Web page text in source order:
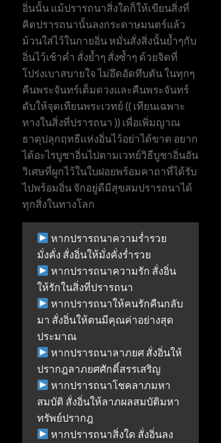
อิ่นนั้น แม้ปรารถนาสิ่งใดก็ให้เขียนสิ่งที่
คิดปรารถนานั้นลงกระดาษมนตร์แล้ว
ม้วนใส่ไว้ในกายอิ่น หมั่นสั่งสิ่งนั้นย้ำๆกับ
อิ่นไว้เช้าค่ำ สั่งย้ำๆ สั่งซ้ำๆ ด้วยจิตที่
โปร่งเบาสบายใจ ไม่อึดอัดทึบตัน ในทุกๆ
คืนพระจันทร์เต็มดวงและคืนพระจันทร์
ดับให้จุดเทียนพระเวทย์ (( เทียนเฉพาะ
ทางในสิ่งที่ปรารถนา )) เพื่อเพิ่มญาณ
ธาตุปลุกฤทธีแห่งอิ่นไว้อย่าได้ขาด อยาก
ได้อะไรบูชาอิ่นไปตามเวทย์วิธีบูชาอิ่นอัน
วิเศษที่ผูกไว้ในใบฝอยพร้อมคาถาที่ได้รับ
ไปพร้อมอิ่น จักอยู่ดีมีสุขสมปรารถนาได้
ทุกสิ่งในทางโลก
หากปรารถนาความร่ำรวย
มั่งคั่ง สั่งอิ่นให้มั่งคั่งร่ำรวย
หากปรารถนาความรัก สั่งอิ่น
ให้รักในสิ่งที่ปรารถนา
หากปรารถนาให้คนรักคืนกลับ
มา สั่งอิ่นให้ตนมีคุณค่าอย่างสุด
ประมาณ
หากปรารถนาลาภยศ สั่งอิ่นให้
ปรากฎลาภยศศักดิ์สรรเสริญ
หากปรารถนาโชคลาภมหา
สมบัติ สั่งอิ่นให้ลาภผลสมบัติมหา
ทรัพย์ปรากฎ
หากปรารถนาสิ่งใด สั่งอิ่นลง